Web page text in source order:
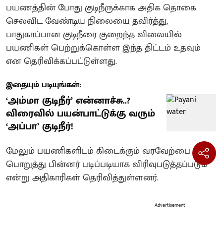
பயணத்தின் போது குடிநீருக்காக அதிக தொகை
செலவிட வேண்டிய நிலையை தவிர்த்து,
பாதுகாப்பான குடிநீரை குறைந்த விலையில்
பயணிகள் பெற்றுக்கொள்ள இந்த திட்டம் உதவும்
என தெரிவிக்கப்பட்டுள்ளது.
இதையும் படியுங்கள்:
‘அம்மா குடிநீர்’ என்னாச்சு..?
விரைவில் பயன்பாட்டுக்கு வரும்
‘அப்பா’ குடிநீர்!
மேலும் பயணிகளிடம் கிடைக்கும் வரவேற்பை
பொறுத்து பின்னர் படிப்படியாக விரிவுபடுத்தப்படும்
என்று அதிகாரிகள் தெரிவித்துள்ளனர்.
Advertisement